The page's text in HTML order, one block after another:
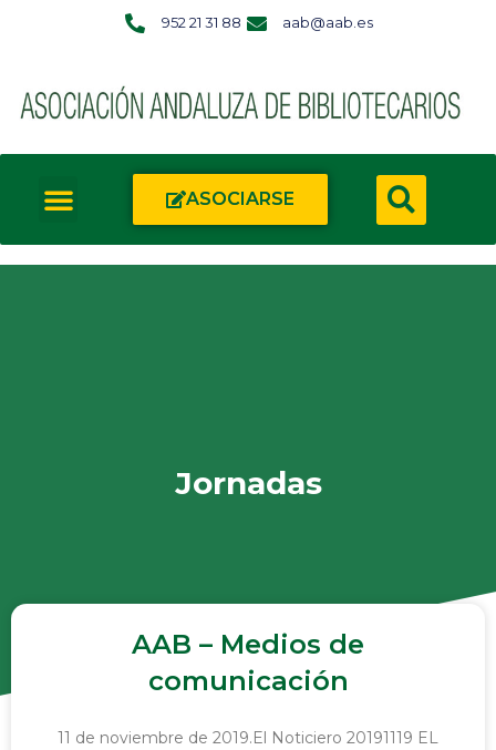
952 21 31 88 aab@aab.es
ASOCIARSE
Jornadas
AAB – Medios de
comunicación
11 de noviembre de 2019.El Noticiero 20191119 EL